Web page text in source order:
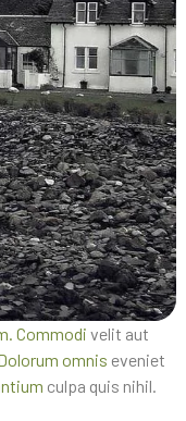
Commodi velit aut
omnis eveniet
culpa quis nihil.